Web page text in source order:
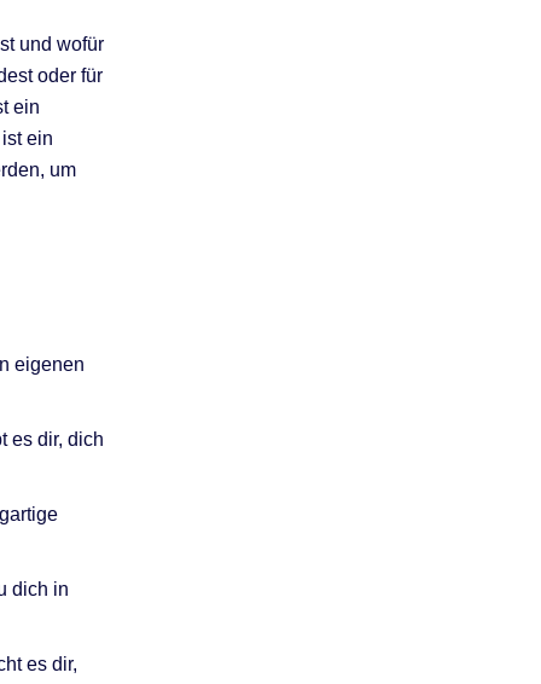
und wofür
oder für
ein
ein
um
eigenen
es dir, dich
dich in
es dir,